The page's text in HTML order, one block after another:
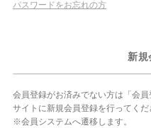
パスワードをお忘れの方
新規
会員登録がお済みでない方は「会
サイトに新規会員登録を行ってくだ
※会員システムへ遷移します。